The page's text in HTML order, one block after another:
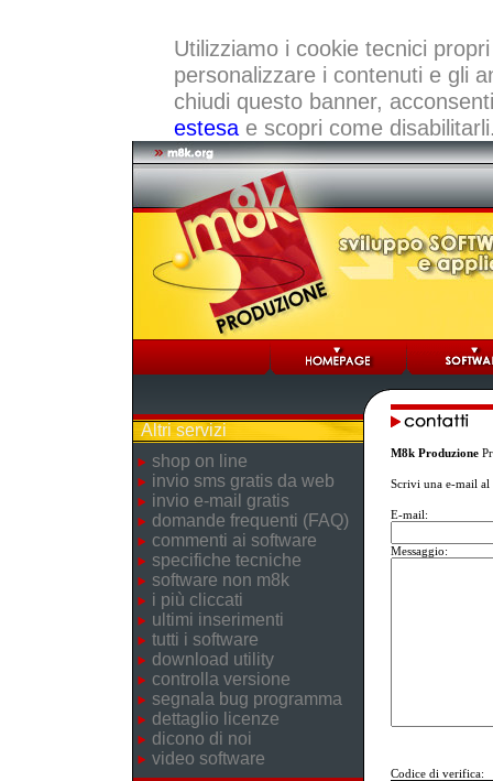
Utilizziamo i cookie tecnici
personalizzare i contenuti e gli
chiudi questo banner,
estesae scopri come
Altri servizi
shop on line
invio sms gratis da web
invio e-mail gratis
domande frequenti (FAQ)
commenti ai software
specifiche tecniche
software non m8k
i più cliccati
ultimi inserimenti
tutti i software
download utility
controlla versione
segnala bug programma
dettaglio licenze
dicono di noi
video software
M8k Produzione
Scrivi una e-mail
E-mail:
Messaggio:
Codice di verifica: